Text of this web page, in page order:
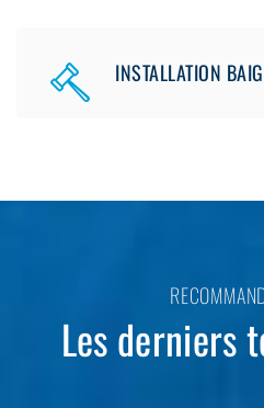
INSTALLATION
Les derniers